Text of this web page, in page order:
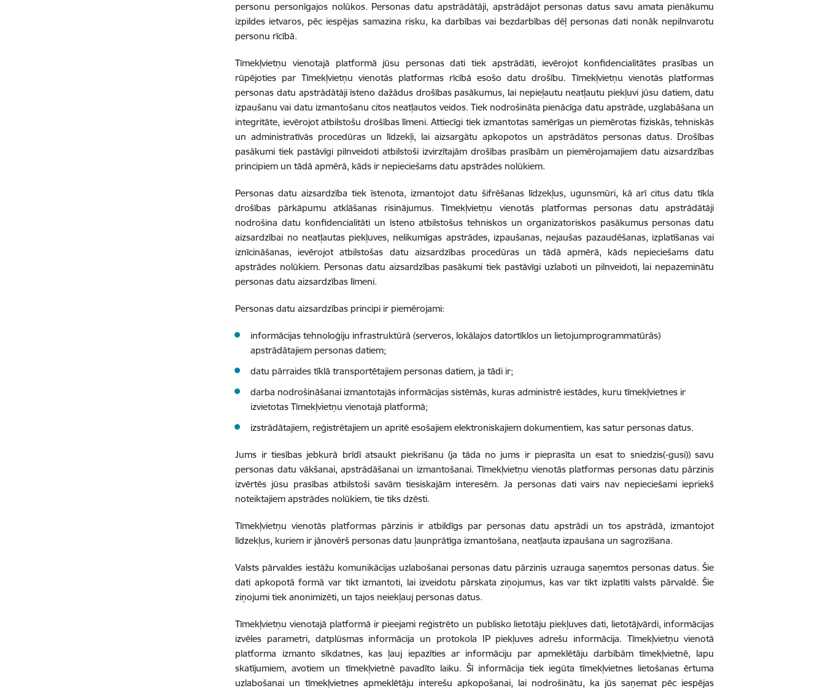
personu personīgajos nolūkos. Personas datu apstrādātāji, apstrādājot personas datus savu amata pienākumu
izpildes ietvaros, pēc iespējas samazina risku, ka darbības vai bezdarbības dēļ personas dati nonāk nepilnvarotu
personu rīcībā.
Tīmekļvietņu vienotajā platformā jūsu personas dati tiek apstrādāti, ievērojot konfidencialitātes prasības un
rūpējoties par Tīmekļvietņu vienotās platformas rīcībā esošo datu drošību. Tīmekļvietņu vienotās platformas
personas datu apstrādātāji īsteno dažādus drošības pasākumus, lai nepieļautu neatļautu piekļuvi jūsu datiem, datu
izpaušanu vai datu izmantošanu citos neatļautos veidos. Tiek nodrošināta pienācīga datu apstrāde, uzglabāšana un
integritāte, ievērojot atbilstošu drošības līmeni. Attiecīgi tiek izmantotas samērīgas un piemērotas fiziskās, tehniskās
un administratīvās procedūras un līdzekļi, lai aizsargātu apkopotos un apstrādātos personas datus. Drošības
pasākumi tiek pastāvīgi pilnveidoti atbilstoši izvirzītajām drošības prasībām un piemērojamajiem datu aizsardzības
principiem un tādā apmērā, kāds ir nepieciešams datu apstrādes nolūkiem.
Personas datu aizsardzība tiek īstenota, izmantojot datu šifrēšanas līdzekļus, ugunsmūri, kā arī citus datu tīkla
drošības pārkāpumu atklāšanas risinājumus. Tīmekļvietņu vienotās platformas personas datu apstrādātāji
nodrošina datu konfidencialitāti un īsteno atbilstošus tehniskos un organizatoriskos pasākumus personas datu
aizsardzībai no neatļautas piekļuves, nelikumīgas apstrādes, izpaušanas, nejaušas pazaudēšanas, izplatīšanas vai
iznīcināšanas, ievērojot atbilstošas datu aizsardzības procedūras un tādā apmērā, kāds nepieciešams datu
apstrādes nolūkiem. Personas datu aizsardzības pasākumi tiek pastāvīgi uzlaboti un pilnveidoti, lai nepazeminātu
personas datu aizsardzības līmeni.
Personas datu aizsardzības principi ir piemērojami:
informācijas tehnoloģiju infrastruktūrā (serveros, lokālajos datortīklos un lietojumprogrammatūrās)
apstrādātajiem personas datiem;
datu pārraides tīklā transportētajiem personas datiem, ja tādi ir;
darba nodrošināšanai izmantotajās informācijas sistēmās, kuras administrē iestādes, kuru tīmekļvietnes ir
izvietotas Tīmekļvietņu vienotajā platformā;
izstrādātajiem, reģistrētajiem un apritē esošajiem elektroniskajiem dokumentiem, kas satur personas datus.
Jums ir tiesības jebkurā brīdī atsaukt piekrišanu (ja tāda no jums ir pieprasīta un esat to sniedzis(-gusi)) savu
personas datu vākšanai, apstrādāšanai un izmantošanai. Tīmekļvietņu vienotās platformas personas datu pārzinis
izvērtēs jūsu prasības atbilstoši savām tiesiskajām interesēm. Ja personas dati vairs nav nepieciešami iepriekš
noteiktajiem apstrādes nolūkiem, tie tiks dzēsti.
Tīmekļvietņu vienotās platformas pārzinis ir atbildīgs par personas datu apstrādi un tos apstrādā, izmantojot
līdzekļus, kuriem ir jānovērš personas datu ļaunprātīga izmantošana, neatļauta izpaušana un sagrozīšana.
Valsts pārvaldes iestāžu komunikācijas uzlabošanai personas datu pārzinis uzrauga saņemtos personas datus. Šie
dati apkopotā formā var tikt izmantoti, lai izveidotu pārskata ziņojumus, kas var tikt izplatīti valsts pārvaldē. Šie
ziņojumi tiek anonimizēti, un tajos neiekļauj personas datus.
Tīmekļvietņu vienotajā platformā ir pieejami reģistrēto un publisko lietotāju piekļuves dati, lietotājvārdi, informācijas
izvēles parametri, datplūsmas informācija un protokola IP piekļuves adrešu informācija. Tīmekļvietņu vienotā
platforma izmanto sīkdatnes, kas ļauj iepazīties ar informāciju par apmeklētāju darbībām tīmekļvietnē, lapu
skatījumiem, avotiem un tīmekļvietnē pavadīto laiku. Šī informācija tiek iegūta tīmekļvietnes lietošanas ērtuma
uzlabošanai un tīmekļvietnes apmeklētāju interešu apkopošanai, lai nodrošinātu, ka jūs saņemat pēc iespējas